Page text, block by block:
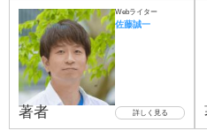
著者
Webライター
佐藤誠一
詳しく見る